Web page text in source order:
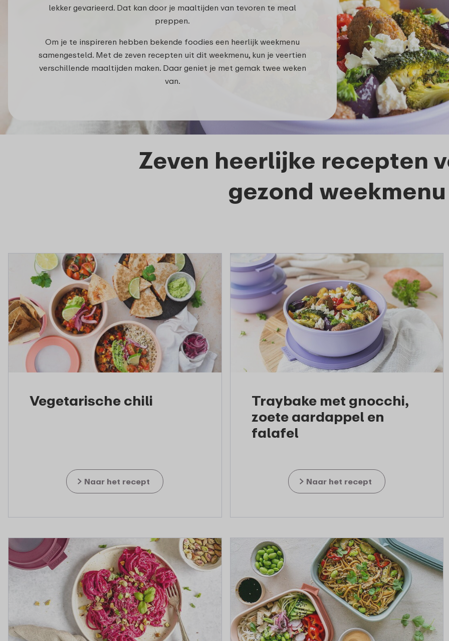
lekker gevarieerd. Dat kan door je maaltijden van tevoren te meal
preppen.
Om je te inspireren hebben bekende foodies een heerlijk weekmenu
samengesteld. Met de zeven recepten uit dit weekmenu, kun je veertien
verschillende maaltijden maken. Daar geniet je met gemak twee weken
van.
Zeven heerlijke recepten
gezond weekmenu
Vegetarische chili
Naar het recept
Traybake met gnocchi,
zoete aardappel en
falafel
Naar het recept